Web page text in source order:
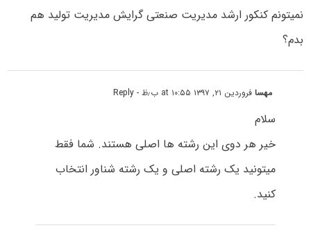
نمیتونم کنکور ارشد مدیریت صنعتی گرایش مدیریت تولید هم
بدم؟
مهسافروردین ۲۱, ۱۳۹۷ at ۱۰:۵۵ ب٫ظ - Reply
سلام
خیر هر دوی این رشته ها اصلی هستند. شما فقط
میتونید یک رشته اصلی و یک رشته شناور انتخاب
کنید.